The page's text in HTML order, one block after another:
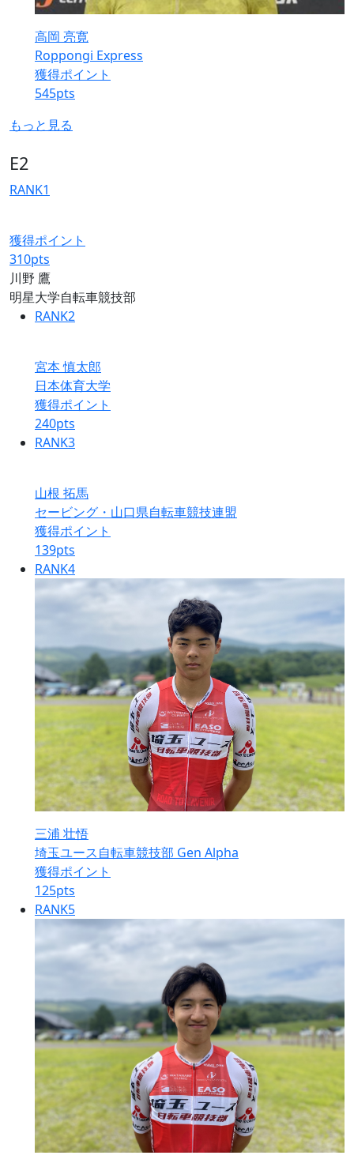
高岡 亮寛
Roppongi Express
獲得ポイント
545pts
もっと見る
E2
RANK1
獲得ポイント
310pts
川野 鷹
明星大学自転車競技部
RANK2
宮本 慎太郎
日本体育大学
獲得ポイント
240pts
RANK3
山根 拓馬
セービング・山口県自転車競技連盟
獲得ポイント
139pts
RANK4
三浦 壮悟
埼玉ユース自転車競技部 Gen Alpha
獲得ポイント
125pts
RANK5